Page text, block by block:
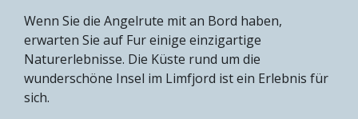
Wenn Sie die Angelrute mit an Bord haben,
erwarten Sie auf Fur einige einzigartige
Naturerlebnisse. Die Küste rund um die
wunderschöne Insel im Limfjord ist ein Erlebnis für
sich.